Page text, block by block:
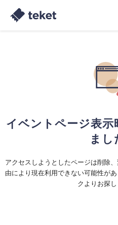
イベントページ表示
まし
アクセスしようとしたページは削除
由により現在利用できない可能性が
クよりお探し